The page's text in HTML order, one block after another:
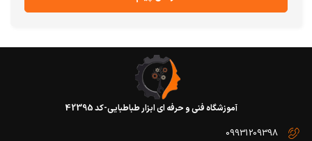
آموزشگاه فنی و حرفه ای ابزار طباطبایی-کد 42395
09931209398